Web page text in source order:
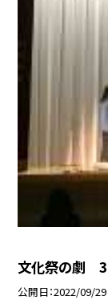
文化祭の劇
公開日 2022/09/29